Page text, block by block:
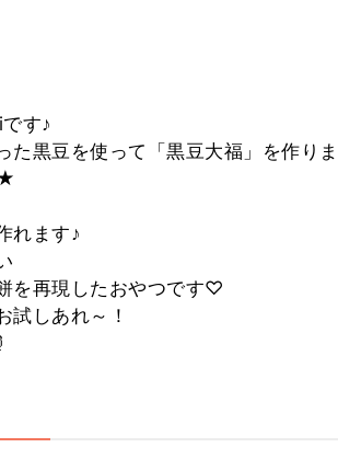
す♪
た黒豆を使って「黒豆大福」を作りま
れます♪
を再現したおやつです♡
試しあれ～！